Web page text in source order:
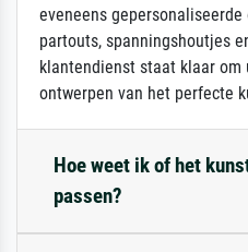
eveneens
partouts, spanningshoutjes
klantendienst staat klaar
ontwerpen van het perfecte
Hoe weet ik of het
passen?